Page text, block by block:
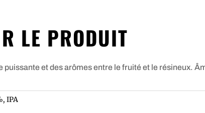
LE PRODUIT
puissante et des arômes entre le fruité et le résineux.
,IPA